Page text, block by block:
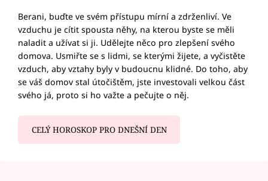
Berani, buďte ve svém přístupu mírní a zdrženliví. Ve
vzduchu je cítit spousta něhy, na kterou byste se měli
naladit a užívat si ji. Udělejte něco pro zlepšení svého
domova. Usmiřte se s lidmi, se kterými žijete, a vyčistěte
vzduch, aby vztahy byly v budoucnu klidné. Do toho, aby
se váš domov stal útočištěm, jste investovali velkou část
svého já, proto si ho važte a pečujte o něj.
CELÝ HOROSKOP PRO DNEŠNÍ DEN